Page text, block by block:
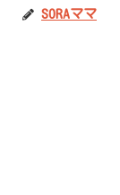
SORAママ